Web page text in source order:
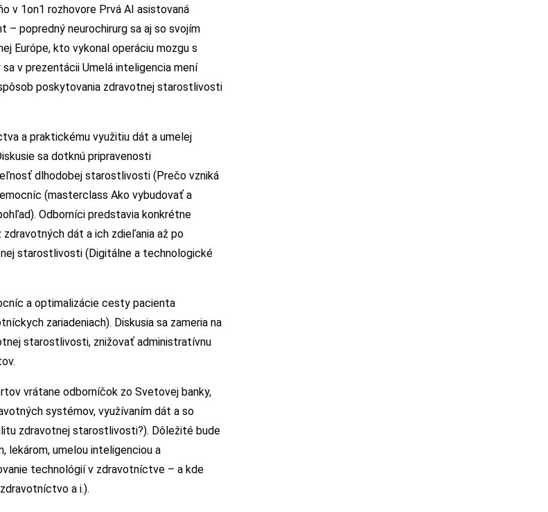
v 1on1 rozhovore Prvá AI asistovaná
– popredný neurochirurg sa aj so svojím
Európe, kto vykonal operáciu mozgu s
v prezentácii Umelá inteligencia mení
poskytovania zdravotnej starostlivosti
a praktickému využitiu dát a umelej
sa dotknú pripravenosti
dlhodobej starostlivosti (Prečo vzniká
(masterclass Ako vybudovať a
Odborníci predstavia konkrétne
dát a ich zdieľania až po
starostlivosti (Digitálne a technologické
a optimalizácie cesty pacienta
zariadeniach). Diskusia sa zameria na
starostlivosti, znižovať administratívnu
vrátane odborníčok zo Svetovej banky,
systémov, využívaním dát a so
zdravotnej starostlivosti?). Dôležité bude
lekárom, umelou inteligenciou a
technológií v zdravotníctve – a kde
a i.).